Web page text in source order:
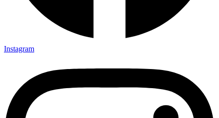
Instagram